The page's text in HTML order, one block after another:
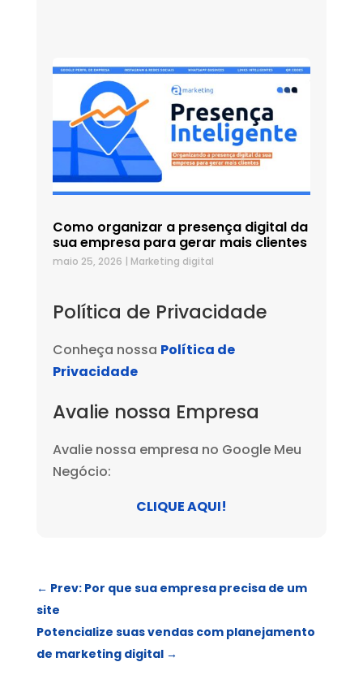
Como organizar a presença digital da
sua empresa para gerar mais clientes
maio 25, 2026 | Marketing digital
Política de Privacidade
Conheça nossa Política de
Privacidade
Avalie nossa Empresa
Avalie nossa empresa no Google Meu
Negócio:
CLIQUE AQUI!
← Prev: Por que sua empresa precisa de um
site
Potencialize suas vendas com planejamento
de marketing digital→